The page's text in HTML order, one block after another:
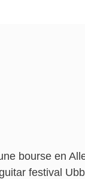
bourse en
festival